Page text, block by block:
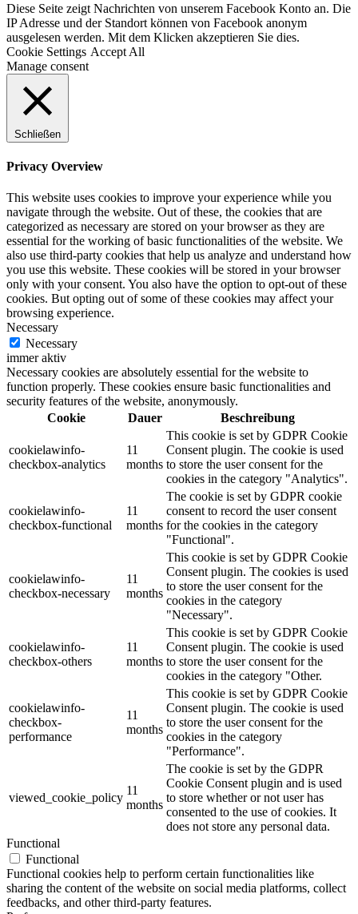
Diese Seite zeigt Nachrichten von unserem Facebook Konto an. Die
IP Adresse und der Standort können von Facebook anonym
ausgelesen werden. Mit dem Klicken akzeptieren Sie dies.
Cookie Settings Accept All
Manage consent
Schließen
Privacy Overview
This website uses cookies to improve your experience while you
navigate through the website. Out of these, the cookies that are
categorized as necessary are stored on your browser as they are
essential for the working of basic functionalities of the website. We
also use third-party cookies that help us analyze and understand how
you use this website. These cookies will be stored in your browser
only with your consent. You also have the option to opt-out of these
cookies. But opting out of some of these cookies may affect your
browsing experience.
Necessary
Necessary
immer aktiv
Necessary cookies are absolutely essential for the website to
function properly. These cookies ensure basic functionalities and
security features of the website, anonymously.
Cookie
Dauer Beschreibung
cookielawinfo-
checkbox-analytics
11
months
This cookie is set by GDPR Cookie
Consent plugin. The cookie is used
to store the user consent for the
cookies in the category "Analytics".
cookielawinfo-
checkbox-functional
11
months
The cookie is set by GDPR cookie
consent to record the user consent
for the cookies in the category
"Functional".
cookielawinfo-
checkbox-necessary
11
months
This cookie is set by GDPR Cookie
Consent plugin. The cookies is used
to store the user consent for the
cookies in the category
"Necessary".
cookielawinfo-
checkbox-others
11
months
This cookie is set by GDPR Cookie
Consent plugin. The cookie is used
to store the user consent for the
cookies in the category "Other.
cookielawinfo-
checkbox-
performance
11
months
This cookie is set by GDPR Cookie
Consent plugin. The cookie is used
to store the user consent for the
cookies in the category
"Performance".
viewed_cookie_policy
11
months
The cookie is set by the GDPR
Cookie Consent plugin and is used
to store whether or not user has
consented to the use of cookies. It
does not store any personal data.
Functional
Functional
Functional cookies help to perform certain functionalities like
sharing the content of the website on social media platforms, collect
feedbacks, and other third-party features.